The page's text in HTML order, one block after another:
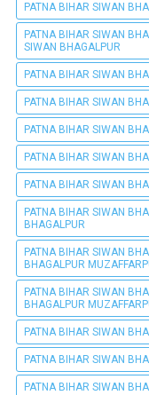
PATNA BIHAR SIWAN
PATNA BIHAR SIWAN
SIWAN BHAGALPUR
PATNA BIHAR SIWAN
PATNA BIHAR SIWAN
PATNA BIHAR SIWAN
PATNA BIHAR SIWAN
PATNA BIHAR SIWAN
PATNA BIHAR SIWAN
BHAGALPUR
PATNA BIHAR SIWAN
BHAGALPUR
PATNA BIHAR SIWAN
BHAGALPUR
PATNA BIHAR SIWAN
PATNA BIHAR SIWAN
PATNA BIHAR SIWAN